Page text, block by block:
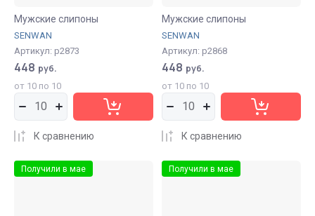
Мужские слипоны
SENWAN
Артикул: р2873
448 руб.
от 10 по 10
К сравнению
Мужские слипоны
SENWAN
Артикул: р2868
448 руб.
от 10 по 10
К сравнению
Получили в мае Получили в мае